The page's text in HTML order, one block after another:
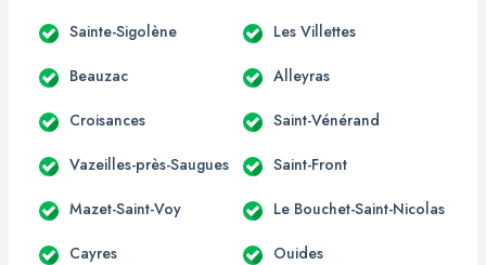
Sainte-Sigolène Les Villettes
Beauzac Alleyras
Croisances Saint-Vénérand
Vazeilles-près-Saugues Saint-Front
Mazet-Saint-Voy Le Bouchet-Saint-Nicolas
Cayres Ouides